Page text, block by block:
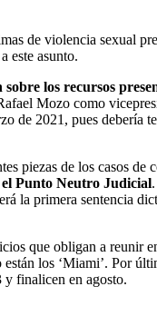
de violencia sexual
este asunto.
sobre los recursos
Mozo como
2021, pues debería
piezas de los casos
Punto Neutro Judicial
la primera sentencia
que obligan a reunir
los ‘Miami’. Por
y finalicen en agosto.